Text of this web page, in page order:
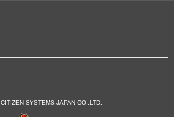
SYSTEMS JAPAN CO.,LTD.